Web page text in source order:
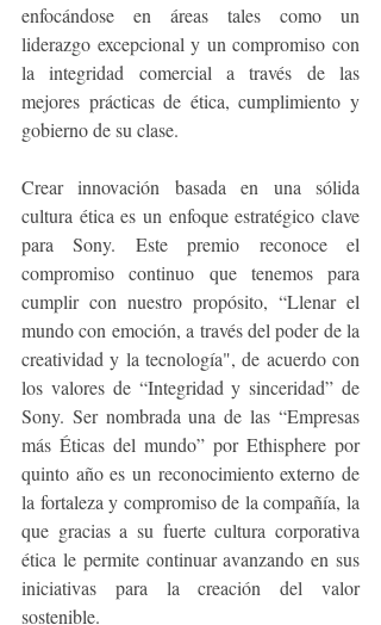
enfocándose en áreas tales como un
liderazgo excepcional y un compromiso con
la integridad comercial a través de las
mejores prácticas de ética, cumplimiento y
gobierno de su clase.
Crear innovación basada en una sólida
cultura ética es un enfoque estratégico clave
para Sony. Este premio reconoce el
compromiso continuo que tenemos para
cumplir con nuestro propósito, “Llenar el
mundo con emoción, a través del poder de la
creatividad y la tecnología", de acuerdo con
los valores de “Integridad y sinceridad” de
Sony. Ser nombrada una de las “Empresas
más Éticas del mundo” por Ethisphere por
quinto año es un reconocimiento externo de
la fortaleza y compromiso de la compañía, la
que gracias a su fuerte cultura corporativa
ética le permite continuar avanzando en sus
iniciativas para la creación del valor
sostenible.